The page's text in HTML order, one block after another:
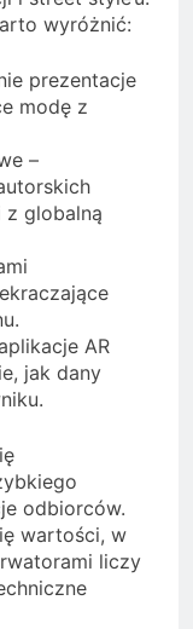
wyróżnić:
prezentacje
modę z
–
z globalną
AR
jak dany
odbiorców.
wartości, w
liczy